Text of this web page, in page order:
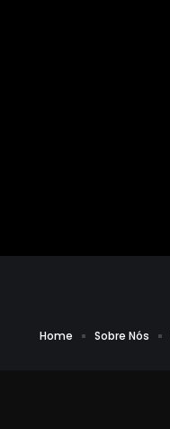
Home Sobre Nós